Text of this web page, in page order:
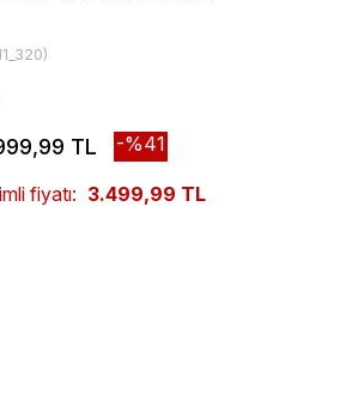
TL 41
fiyatı: 3.499,99 TL